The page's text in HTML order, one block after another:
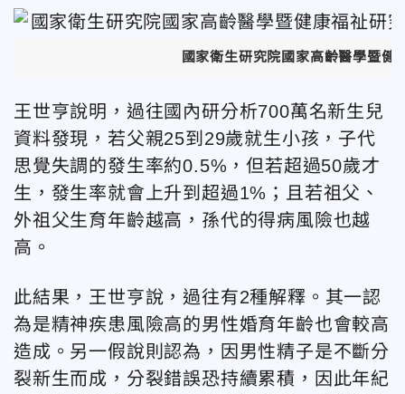
國家衛生研究院國家高齡醫學暨
王世亨說明，過往國內研分析700萬名新生兒
資料發現，若父親25到29歲就生小孩，子代
思覺失調的發生率約0.5%，但若超過50歲才
生，發生率就會上升到超過1%；且若祖父、
外祖父生育年齡越高，孫代的得病風險也越
高。
此結果，王世亨說，過往有2種解釋。其一認
為是精神疾患風險高的男性婚育年齡也會較高
造成。另一假說則認為，因男性精子是不斷分
裂新生而成，分裂錯誤恐持續累積，因此年紀